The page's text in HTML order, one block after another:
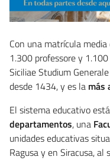
Con una matrícula
1.300 professore y
Siciliae Studium
desde 1434, y es la más
El sistema educativo
departamentos, una
unidades educativas
Ragusa y en Siracusa, al